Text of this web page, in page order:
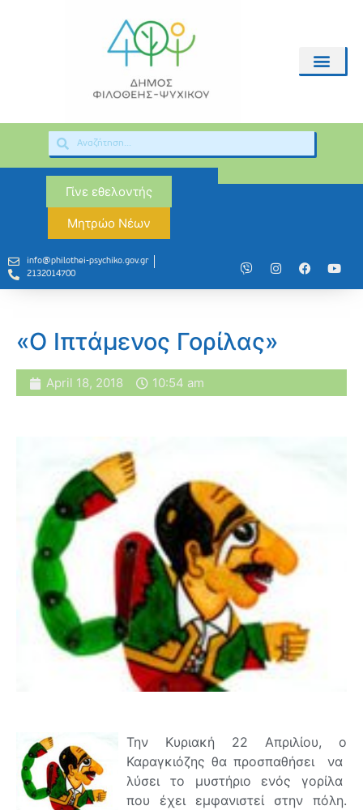
Γίνε εθελοντής
Μητρώο Νέων
info@philothei-psychiko.gov.gr
2132014700
«Ο Ιπτάμενος Γορίλας»
April 18, 2018 10:54 am
Την Κυριακή 22 Απριλίου, ο
Καραγκιόζης θα προσπαθήσει να
λύσει το μυστήριο ενός γορίλα
που έχει εμφανιστεί στην πόλη.